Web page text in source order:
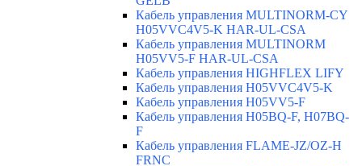
Кабель управления MULTINORM-CY
H05VVC4V5-K HAR-UL-CSA
Кабель управления MULTINORM
H05VV5-F HAR-UL-CSA
Кабель управления HIGHFLEX LIFY
Кабель управления H05VVC4V5-K
Кабель управления H05VV5-F
Кабель управления H05BQ-F, H07BQ-
F
Кабель управления FLAME-JZ/OZ-H
FRNC